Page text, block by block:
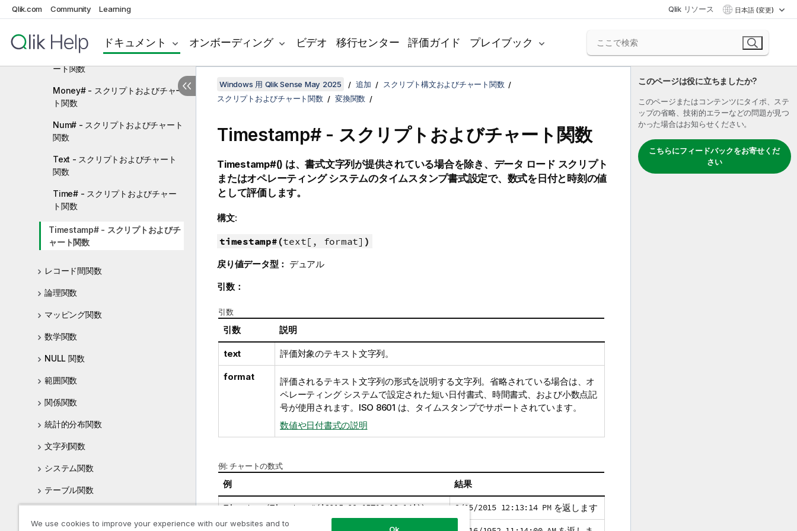
Qlik.com Community Learning Qlik リソース 日本語 (変更)
ドキュメント オンボーディング ビデオ 移行センター 評価ガイド プレイブック
変換関数
Date# - スクリプトおよびチャート
関数
Interval# - スクリプトおよびチャ
ート関数
Money# - スクリプトおよびチャー
ト関数
Num# - スクリプトおよびチャート
関数
Text - スクリプトおよびチャート
関数
Time# - スクリプトおよびチャー
ト関数
Timestamp# - スクリプトおよびチ
ャート関数
レコード間関数
論理関数
マッピング関数
数学関数
NULL 関数
範囲関数
関係関数
統計的分布関数
文字列関数
システム関数
テーブル関数
このページは役に立ちましたか?
このページまたはコンテンツにタイポ、ステ
ップの省略、技術的エラーなどの問題が見つ
かった場合はお知らせください。
こちらにフィードバックをお寄せくだ
さい
Windows 用 Qlik Sense May 2025 追加
スクリプト構文およびチャート関数
スクリプトおよびチャート関数
変換関数
Timestamp# - スクリプトおよびチャート関数
Timestamp#() は、書式文字列が提供されている場合を除き、データ ロード スクリプト
またはオペレーティング システムのタイムスタンプ書式設定で、数式を日付と時刻の値
として評価します。
構文:
timestamp#(text[, format] )
戻り値データ型： デュアル
引数：
引数
引数 説明
text 評価対象のテキスト文字列。
format
評価されるテキスト文字列の形式を説明する文字列。省略されている場合は、オ
ペレーティング システムで設定された短い日付書式、時間書式、および小数点記
号が使用されます。ISO 8601 は、タイムスタンプでサポートされています。
数値や日付書式の説明
例: チャートの数式
例 結果
Timestamp(Timestamp#('2015-09-15T12:13:14')) 9/15/2015 12:13:14 PMを返します
We use cookies to improve your experience with our websites and to